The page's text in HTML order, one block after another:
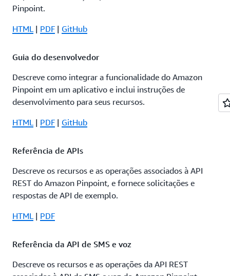
Pinpoint.
HTML| PDF | GitHub
Guia do desenvolvedor
Descreve como integrar a funcionalidade do Amazon
Pinpoint em um aplicativo e inclui instruções de
desenvolvimento para seus recursos.
HTML| PDF | GitHub
Referência de APIs
Descreve os recursos e as operações associados à API
REST do Amazon Pinpoint, e fornece solicitações e
respostas de API de exemplo.
HTML| PDF
Referência da API de SMS e voz
Descreve os recursos e as operações da API REST